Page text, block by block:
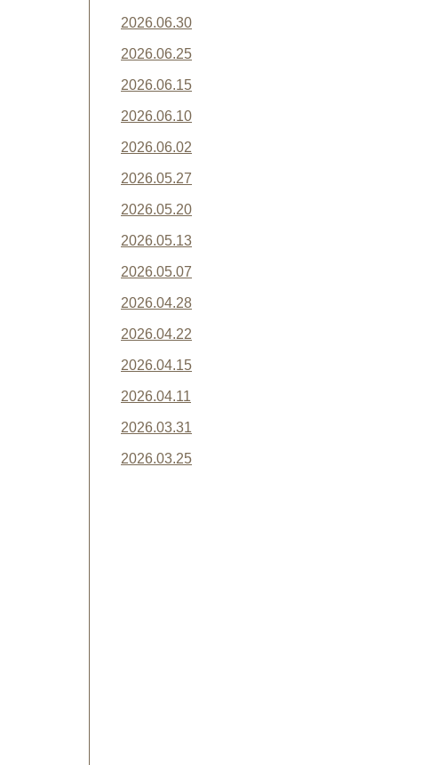
2026.06.30
2026.06.25
2026.06.15
2026.06.10
2026.06.02
2026.05.27
2026.05.20
2026.05.13
2026.05.07
2026.04.28
2026.04.22
2026.04.15
2026.04.11
2026.03.31
2026.03.25